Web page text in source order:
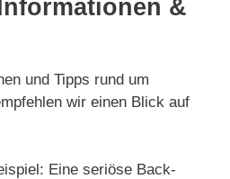
&
und Tipps rund um
wir einen Blick auf
Eine seriöse Back-